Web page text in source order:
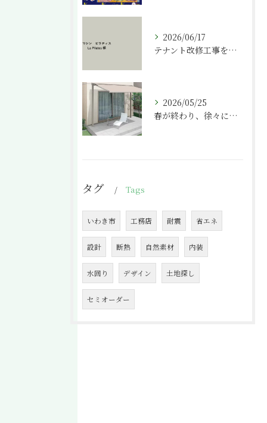
2026/06/17
テナント改修工事を請け負わせて頂きました。
2026/05/25
春が終わり、徐々に気温が上がってきましたね。
タグ Tags
いわき市 工務店 耐震 省エネ
設計 断熱 自然素材 内装
水回り デザイン 土地探し
セミオーダー